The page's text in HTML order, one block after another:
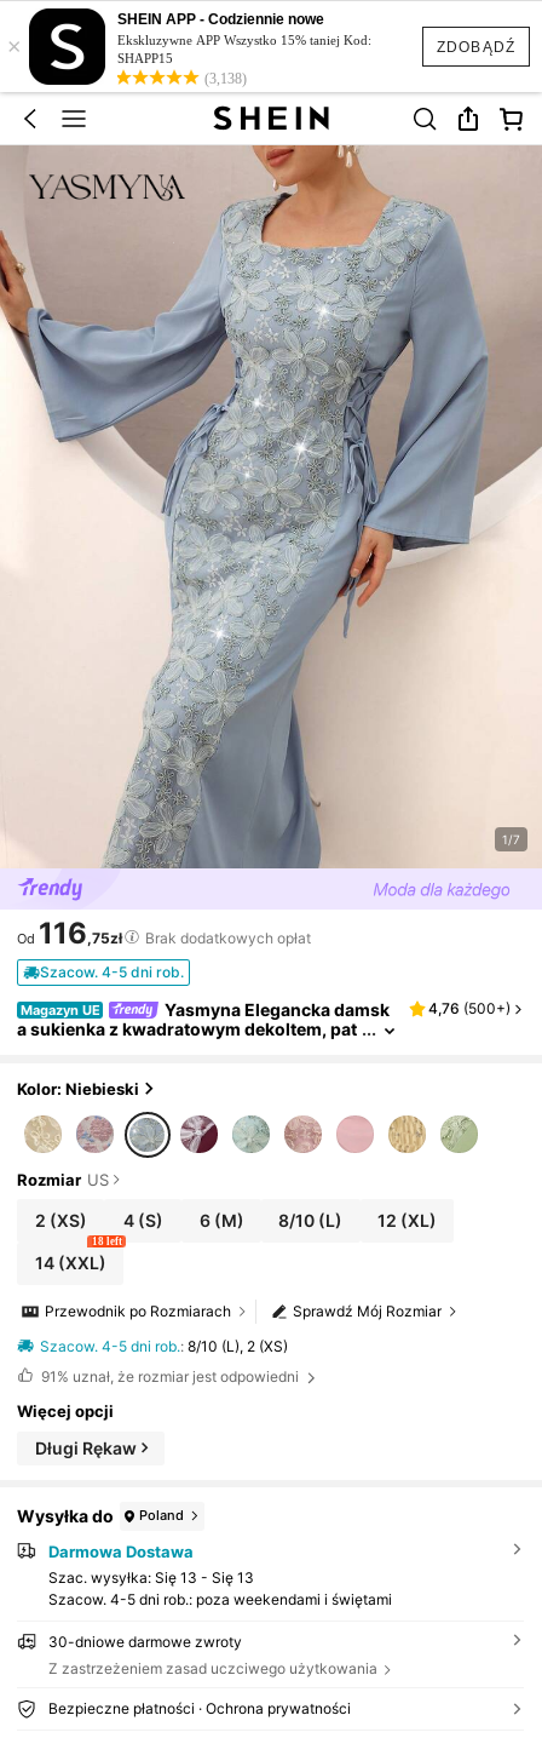
ZDOBĄDŹ
×
SHEIN APP - Codziennie nowe
Ekskluzywne APP Wszystko 15% taniej Kod:
SHAPP15
(3,138)
1/7
Od 116,75zł
Brak dodatkowych opłat
Szacow. 4-5 dni rob.
Magazyn UE
Yasmyna Elegancka damsk
a sukienka z kwadratowym dekoltem, pat
ska, elegancka
4,76 (500+)
Kolor: Niebieski
Rozmiar US
2 (XS) 4(S) 6(M) 8/10 (L) 12 (XL)
14(XXL)
18 left
Sprawdź Mój Rozmiar
Przewodnik po Rozmiarach
Szacow. 4-5 dni rob.:8/10 (L), 2 (XS)
91% uznał, że rozmiar jest odpowiedni
Więcej opcji
Długi Rękaw
Wysyłka do Poland
Darmowa Dostawa
Szac. wysyłka: Się 13 - Się 13
Szacow. 4-5 dni rob.: poza weekendami i świętami
30-dniowe darmowe zwroty
Z zastrzeżeniem zasad uczciwego użytkowania
Bezpieczne płatności · Ochrona prywatności